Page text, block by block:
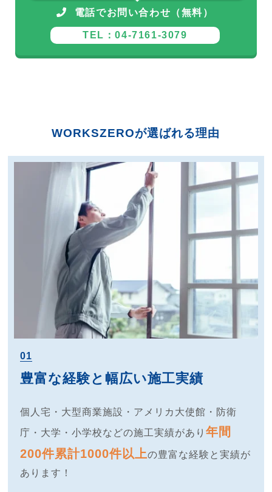
電話でお問い合わせ（無料）
TEL：04-7161-3079
WORKSZEROが選ばれる理由
01
豊富な経験と幅広い施工実績
個人宅・大型商業施設・アメリカ大使館・防衛
庁・大学・小学校などの施工実績があり年間
200件累計1000件以上の豊富な経験と実績が
あります！